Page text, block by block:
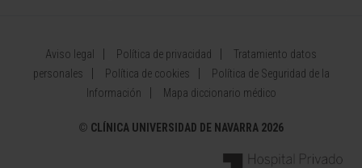
Aviso legal Política de privacidad
Tratamiento datos
personales
Política de cookies
Política de Seguridad de la
Información
Mapa diccionario médico
© CLÍNICA UNIVERSIDAD DE NAVARRA 2026